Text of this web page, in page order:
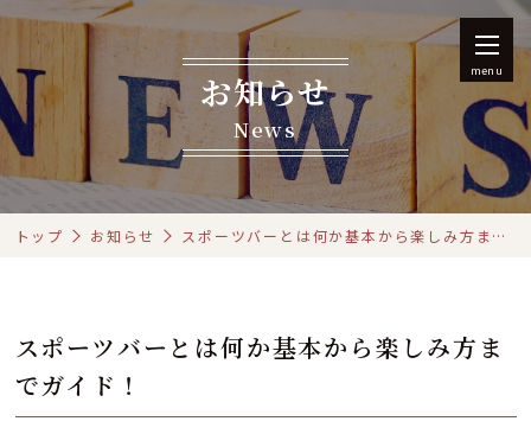
menu
お知らせ
News
トップ お知らせ スポーツバーとは何か基本から楽しみ方までガイド！
スポーツバーとは何か基本から楽しみ方ま
でガイド！